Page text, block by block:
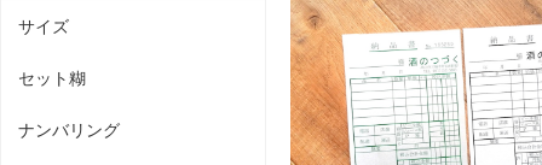
サイズ
セット糊
ナンバリング